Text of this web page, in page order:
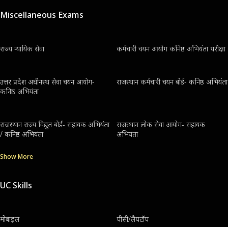
Miscellaneous Exams
राज्य न्यायिक सेवा कर्मचारी चयन आयोग कनिष्ठ अभियंता परीक्षा
उत्तर प्रदेश अधीनस्थ सेवा चयन आयोग-
कनिष्ठ अभियंता
राजस्थान कर्मचारी चयन बोर्ड- कनिष्ठ अभियंता
राजस्थान राज्य विद्युत बोर्ड- सहायक अभियंता
/ कनिष्ठ अभियंता
राजस्थान लोक सेवा आयोग- सहायक
अभियंता
Show More
UC Skills
मोबाइल पीसी/लैपटॉप